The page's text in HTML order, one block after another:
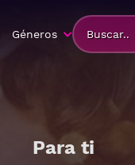
Géneros
Para ti